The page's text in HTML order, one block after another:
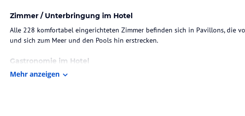
Zimmer / Unterbringung im Hotel
Alle 228 komfortabel eingerichteten Zimmer befinden sich in Pavillons, die
und sich zum Meer und den Pools hin erstrecken.
Gastronomie im Hotel
Der All-inclusive-Service im Resort beinhaltet im Unterkunftspreis auch ein
Mehr anzeigen